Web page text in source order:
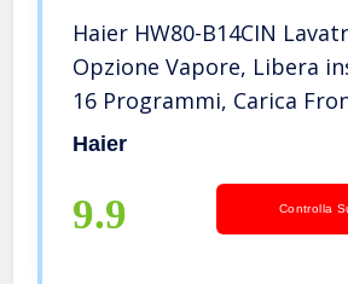
Haier HW80-B14CIN
Opzione Vapore, Libera
16 Programmi, Carica
Classe Efficienza
Haier
9.9 Controlla